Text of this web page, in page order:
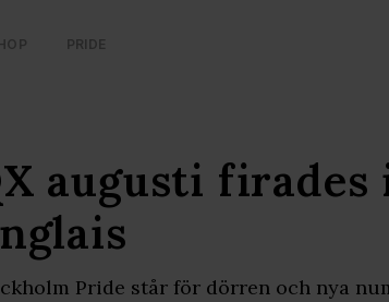
PRIDE
augusti firades
Pride står för dörren och nya